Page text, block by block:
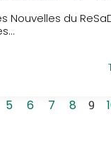
Nouvelles du
5 6 7 8 9